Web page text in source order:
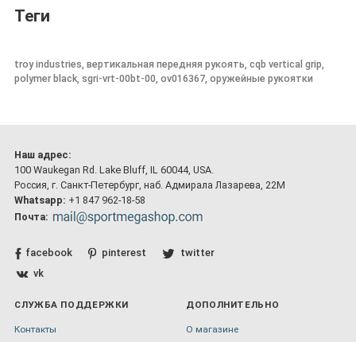
Теги
troy industries, вертикальная передняя рукоять, cqb vertical grip,
polymer black, sgri-vrt-00bt-00, ov016367, оружейные рукоятки
Наш адрес:
100 Waukegan Rd. Lake Bluff, IL 60044, USA.
Россия, г. Санкт-Петербург, наб. Адмирала Лазарева, 22М
Whatsapp: +1 847 962-18-58
Почта:
facebook pinterest
twitter
vk
СЛУЖБА ПОДДЕРЖКИ
Контакты
ДОПОЛНИТЕЛЬНО
О магазине